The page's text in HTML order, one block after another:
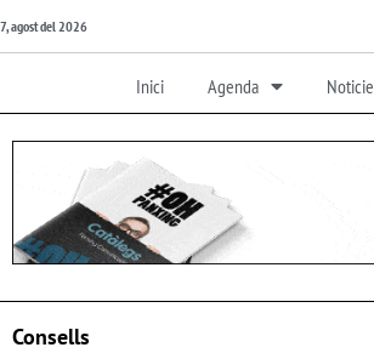
7, agost del 2026
Inici Agenda
Consells